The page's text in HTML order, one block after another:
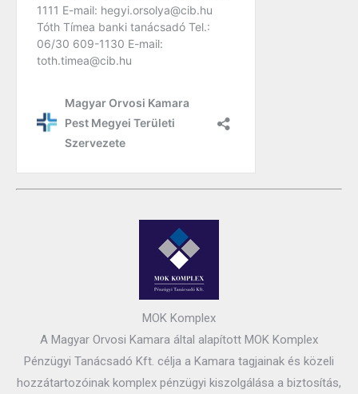
MOK Komplex
A Magyar Orvosi Kamara által alapított MOK Komplex
Pénzügyi Tanácsadó Kft. célja a Kamara tagjainak és közeli
hozzátartozóinak komplex pénzügyi kiszolgálása a biztosítás,